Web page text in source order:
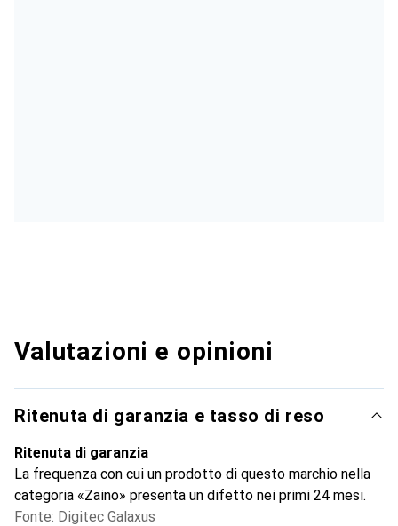
Valutazioni e opinioni
Ritenuta di garanzia e tasso di reso
Ritenuta di garanzia
La frequenza con cui un prodotto di questo marchio nella
categoria «Zaino» presenta un difetto nei primi 24 mesi.
Fonte: Digitec Galaxus